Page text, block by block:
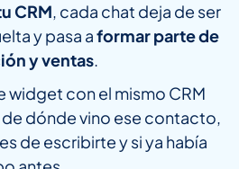
CRM, cada chat deja de ser
y pasa aformar parte de
y ventas.
widget con el mismo CRM
dónde vino ese contacto,
de escribirte y si ya había